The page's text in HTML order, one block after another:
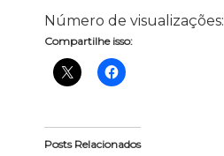
Número de visualizações:
Compartilhe isso:
Posts Relacionados